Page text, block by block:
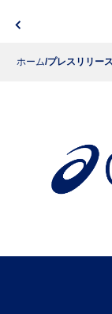
ホーム プレスリリース